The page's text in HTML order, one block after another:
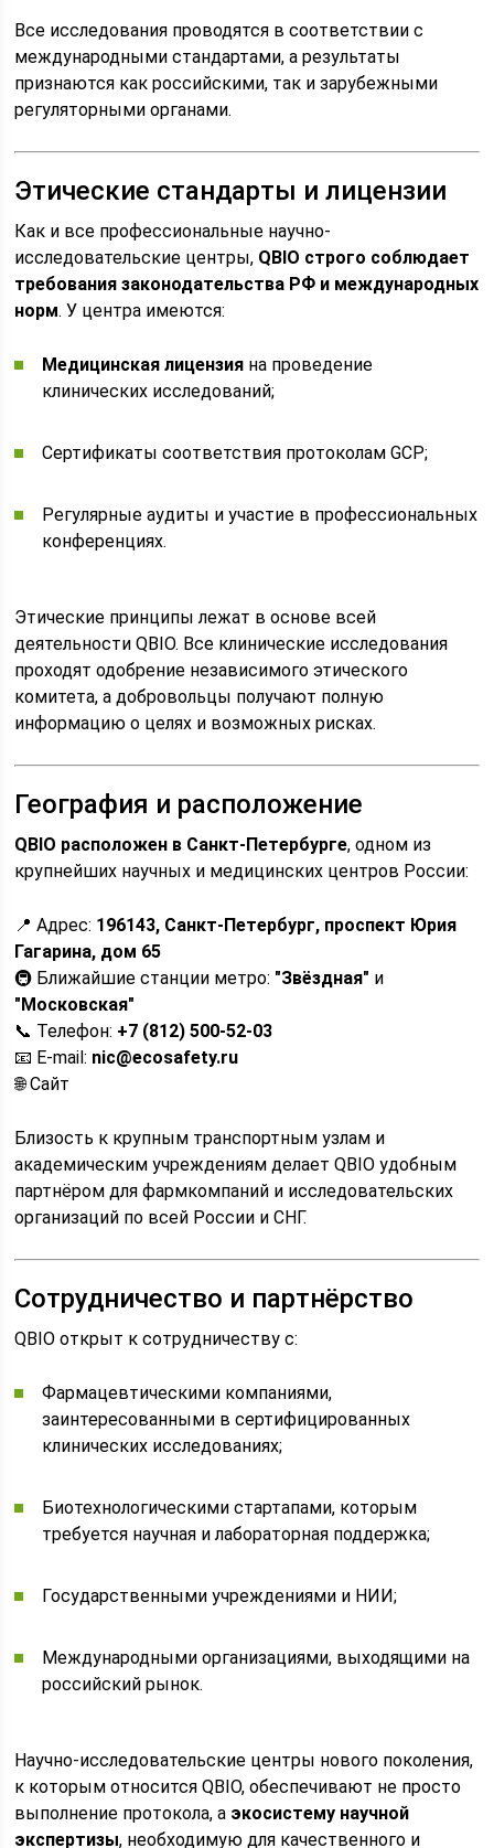
Все исследования проводятся в соответствии с
международными стандартами, а результаты
признаются как российскими, так и зарубежными
регуляторными органами.
Этические стандарты и лицензии
Как и все профессиональные научно-
исследовательские центры, QBIO строго соблюдает
требования законодательства РФ и международных
норм. У центра имеются:
Медицинская лицензия на проведение
клинических исследований;
Сертификаты соответствия протоколам GCP;
Регулярные аудиты и участие в профессиональных
конференциях.
Этические принципы лежат в основе всей
деятельности QBIO. Все клинические исследования
проходят одобрение независимого этического
комитета, а добровольцы получают полную
информацию о целях и возможных рисках.
География и расположение
QBIO расположен в Санкт-Петербурге, одном из
крупнейших научных и медицинских центров России:
📍 Адрес: 196143, Санкт-Петербург, проспект Юрия
Гагарина, дом 65
🚇 Ближайшие станции метро: "Звёздная" и
"Московская"
📞 Телефон: +7 (812) 500-52-03
📧 E-mail: nic@ecosafety.ru
🌐 Сайт
Близость к крупным транспортным узлам и
академическим учреждениям делает QBIO удобным
партнёром для фармкомпаний и исследовательских
организаций по всей России и СНГ.
Сотрудничество и партнёрство
QBIO открыт к сотрудничеству с:
Фармацевтическими компаниями,
заинтересованными в сертифицированных
клинических исследованиях;
Биотехнологическими стартапами, которым
требуется научная и лабораторная поддержка;
Государственными учреждениями и НИИ;
Международными организациями, выходящими на
российский рынок.
Научно-исследовательские центры нового поколения,
к которым относится QBIO, обеспечивают не просто
выполнение протокола, а экосистему научной
экспертизы, необходимую для качественного и